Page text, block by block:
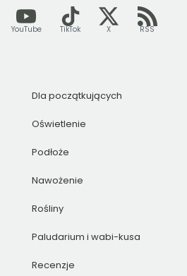
YouTube TikTok X RSS
Dla początkujących
Oświetlenie
Podłoże
Nawożenie
Rośliny
Paludarium i wabi-kusa
Recenzje